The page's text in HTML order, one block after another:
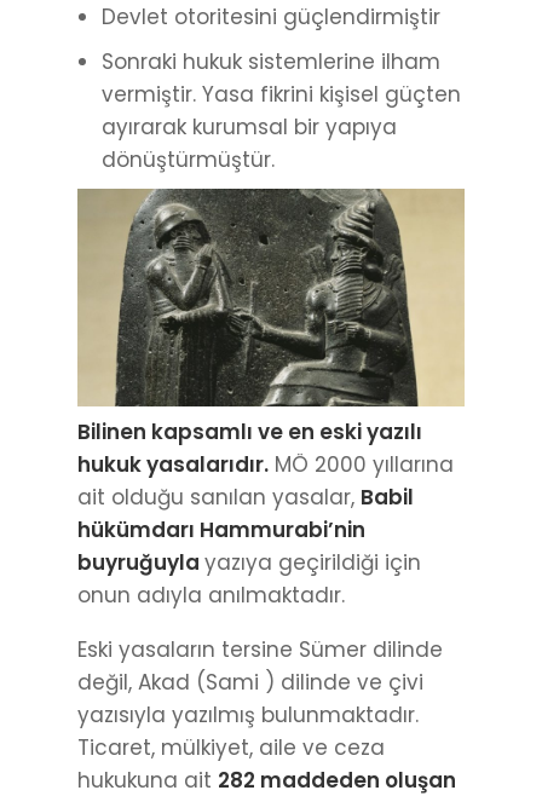
Devlet otoritesini güçlendirmiştir
Sonraki hukuk sistemlerine ilham
vermiştir. Yasa fikrini kişisel güçten
ayırarak kurumsal bir yapıya
dönüştürmüştür.
Bilinen kapsamlı ve en eski yazılı
hukuk yasalarıdır. MÖ 2000 yıllarına
ait olduğu sanılan yasalar, Babil
hükümdarı Hammurabi’nin
buyruğuyla yazıya geçirildiği için
onun adıyla anılmaktadır.
Eski yasaların tersine Sümer dilinde
değil, Akad (Sami ) dilinde ve çivi
yazısıyla yazılmış bulunmaktadır.
Ticaret, mülkiyet, aile ve ceza
hukukuna ait 282 maddeden oluşan